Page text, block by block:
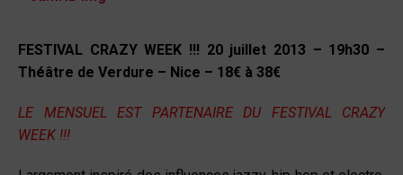
FESTIVAL CRAZY WEEK !!! 20 juillet 2013 – 19h30 –
Théâtre de Verdure – Nice – 18€ à 38€
LE MENSUEL EST PARTENAIRE DU FESTIVAL CRAZY
WEEK !!!